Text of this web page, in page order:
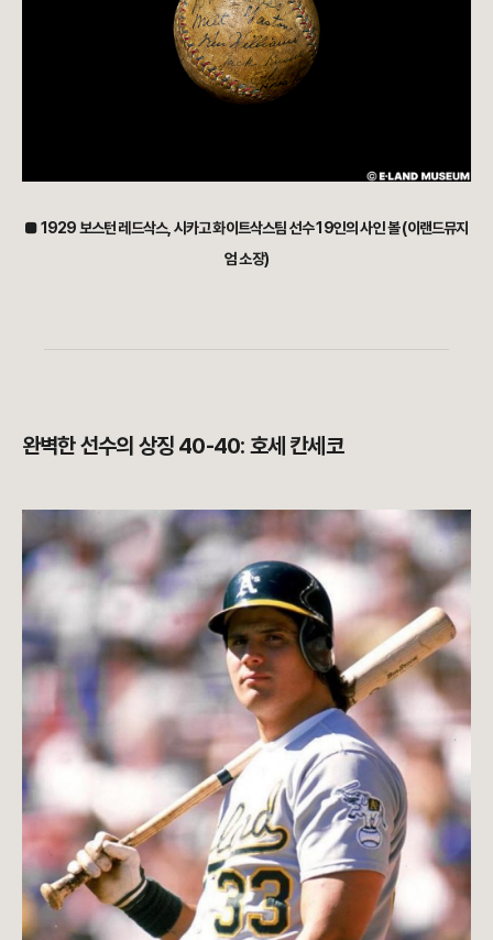
■ 1929 보스턴 레드삭스, 시카고 화이트삭스팀 선수 19인의 사인 볼 (이랜드뮤지
엄 소장)
완벽한 선수의 상징 40-40: 호세 칸세코